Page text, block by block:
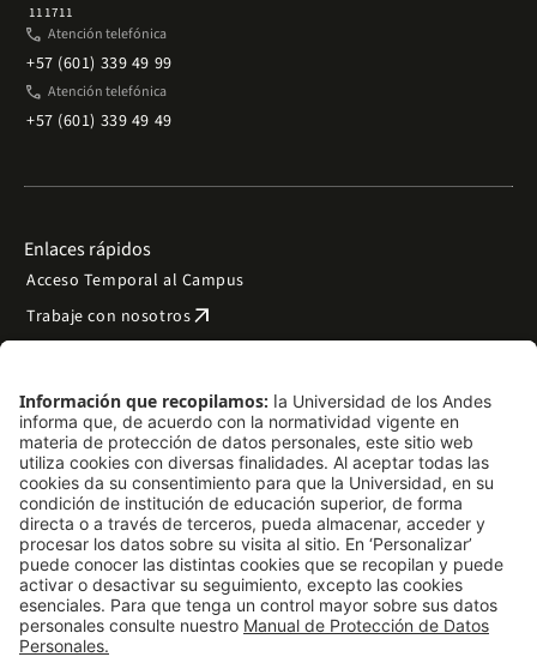
111711
phone Atención telefónica
+57 (601) 339 49 99
phone Atención telefónica
+57 (601) 339 49 49
Enlaces rápidos
Acceso Temporal al Campus
Trabaje con nosotrosarrow_outward
Preguntas frecuentes
Filantropía y donacionesarrow_outward
Mapa del sitio arrow_outward
Síguenos
LinkedIn
Instagram
Facebook